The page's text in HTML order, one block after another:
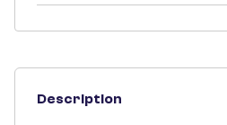
Description